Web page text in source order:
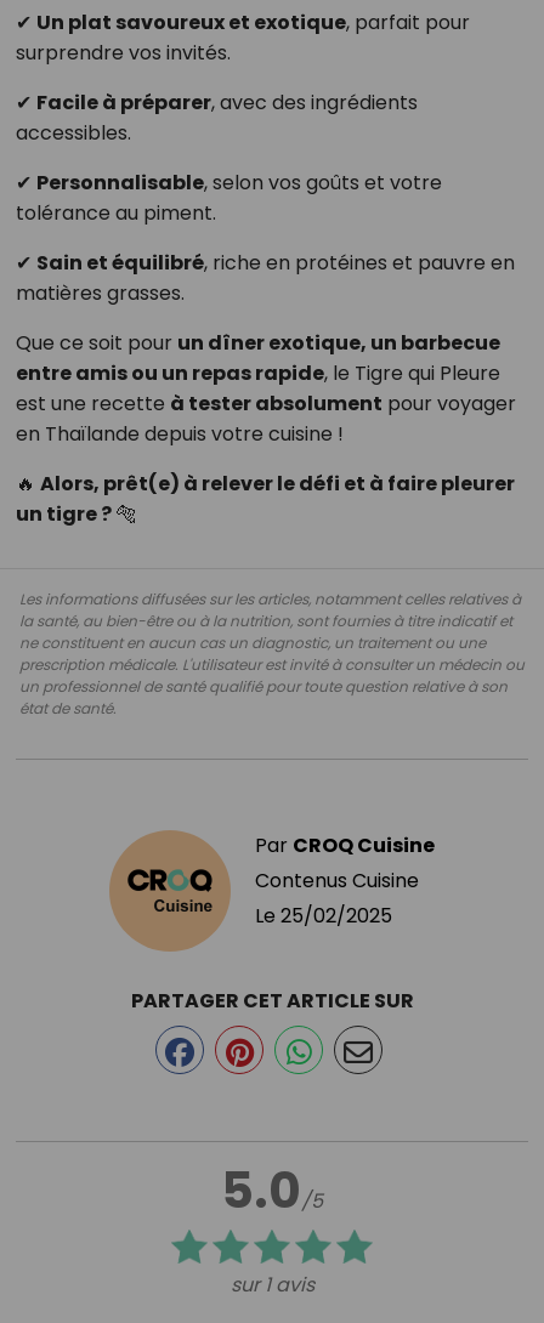
✔ Un plat savoureux et exotique, parfait pour
surprendre vos invités.
✔ Facile à préparer, avec des ingrédients
accessibles.
✔ Personnalisable, selon vos goûts et votre
tolérance au piment.
✔ Sain et équilibré, riche en protéines et pauvre en
matières grasses.
Que ce soit pour un dîner exotique, un barbecue
entre amis ou un repas rapide, le Tigre qui Pleure
est une recette à tester absolument pour voyager
en Thaïlande depuis votre cuisine !
🔥 Alors, prêt(e) à relever le défi et à faire pleurer
un tigre ?🐅
Les informations diffusées sur les articles, notamment celles relatives à
la santé, au bien-être ou à la nutrition, sont fournies à titre indicatif et
ne constituent en aucun cas un diagnostic, un traitement ou une
prescription médicale. L'utilisateur est invité à consulter un médecin ou
un professionnel de santé qualifié pour toute question relative à son
état de santé.
Par CROQ Cuisine
Contenus Cuisine
Le 25/02/2025
5.0/5
sur 1 avis
PARTAGER CET ARTICLE SUR